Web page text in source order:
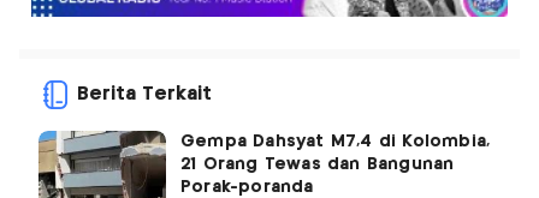
Berita Terkait
Gempa Dahsyat M7,4 di Kolombia,
21 Orang Tewas dan Bangunan
Porak-poranda